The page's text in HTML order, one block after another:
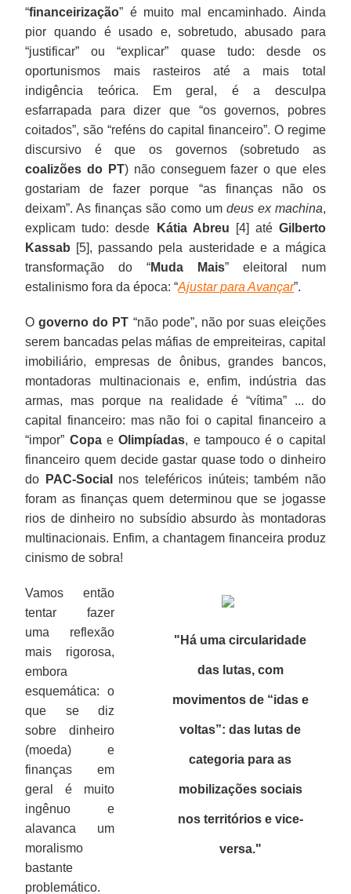
“financeirização” é muito mal encaminhado. Ainda
pior quando é usado e, sobretudo, abusado para
“justificar” ou “explicar” quase tudo: desde os
oportunismos mais rasteiros até a mais total
indigência teórica. Em geral, é a desculpa
esfarrapada para dizer que “os governos, pobres
coitados”, são “reféns do capital financeiro”. O regime
discursivo é que os governos (sobretudo as
coalizões do PT) não conseguem fazer o que eles
gostariam de fazer porque “as finanças não os
deixam”. As finanças são como um deus ex machina,
explicam tudo: desde
Kátia Abreu [4] até Gilberto
Kassab [5], passando pela austeridade e a mágica
transformação do “Muda Mais” eleitoral num
estalinismo fora da época: “Ajustar para Avançar”.
Ogoverno do PT “não pode”, não por suas eleições
serem bancadas pelas máfias de empreiteiras, capital
imobiliário, empresas de ônibus, grandes bancos,
montadoras multinacionais e, enfim, indústria das
armas, mas porque na realidade é “vítima” ... do
capital financeiro: mas não foi o capital financeiro a
“impor” CopaeOlimpíadas, e tampouco é o capital
financeiro quem decide gastar quase todo o dinheiro
do
PAC-Social
nos teleféricos inúteis; também não
foram as finanças quem determinou que se jogasse
rios de dinheiro no subsídio absurdo às montadoras
multinacionais. Enfim, a chantagem financeira produz
cinismo de sobra!
"Há uma circularidade
das lutas, com
movimentos de “idas e
voltas”: das lutas de
categoria para as
mobilizações sociais
nos territórios e vice-
versa."
Vamos então
tentar fazer
uma reflexão
mais rigorosa,
embora
esquemática: o
que se diz
sobre dinheiro
(moeda) e
finanças em
geral é muito
ingênuo e
alavanca um
moralismo
bastante
problemático.